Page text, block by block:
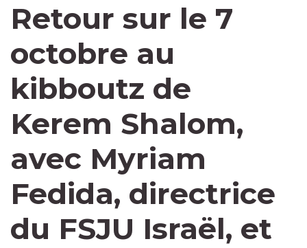
Retour sur le 7
octobre au
kibboutz de
Kerem Shalom,
avec Myriam
Fedida, directrice
du FSJU Israël, et